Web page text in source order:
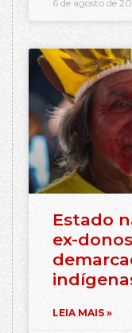
6 de agosto de
Estado
ex-
LEIA MAIS »